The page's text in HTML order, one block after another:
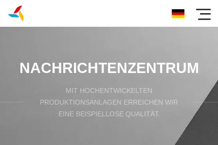
NACHRICHTENZENTRUM
MIT HOCHENTWICKELTEN
PRODUKTIONSANLAGEN ERREICHEN WIR
EINE BEISPIELLOSE QUALITÄT.